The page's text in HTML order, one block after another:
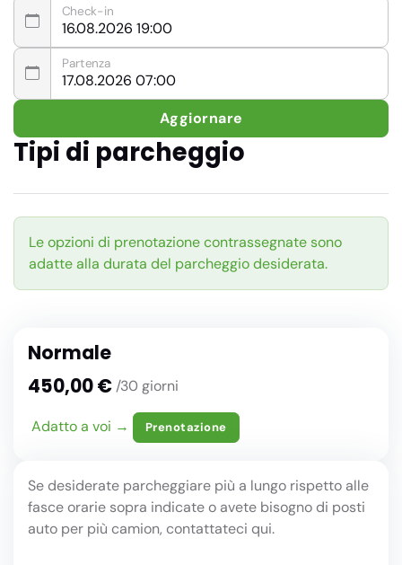
Check-in
Partenza
Aggiornare
Tipi di parcheggio
Le opzioni di prenotazione contrassegnate sono
adatte alla durata del parcheggio desiderata.
Normale
450,00 €/30 giorni
Adatto a voi → Prenotazione
Se desiderate parcheggiare più a lungo rispetto alle
fasce orarie sopra indicate o avete bisogno di posti
auto per più camion, contattateci qui.